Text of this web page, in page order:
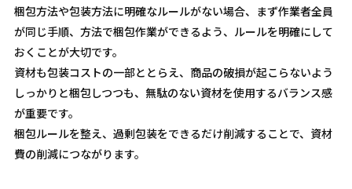
梱包方法や包装方法に明確なルールがない場合、まず作業者全員
が同じ手順、方法で梱包作業ができるよう、ルールを明確にして
おくことが大切です。
資材も包装コストの一部ととらえ、商品の破損が起こらないよう
しっかりと梱包しつつも、無駄のない資材を使用するバランス感
が重要です。
梱包ルールを整え、過剰包装をできるだけ削減することで、資材
費の削減につながります。